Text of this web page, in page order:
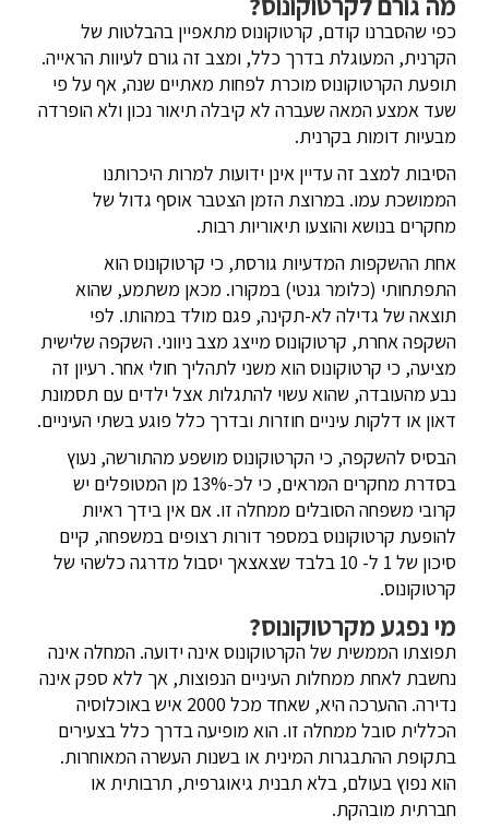
כפי שהסברנו קודם, קרטוקונוס מתאפיין בהבלטות של
הקרנית, המעוגלת בדרך כלל, ומצב זה גורם לעיוות הראייה.
תופעת הקרטוקונוס מוכרת לפחות מאתיים שנה, אף על פי
שעד אמצע המאה שעברה לא קיבלה תיאור נכון ולא הופרדה
מבעיות דומות בקרנית.
הסיבות למצב זה עדיין אינן ידועות למרות היכרותנו
הממושכת עמו. במרוצת הזמן הצטבר אוסף גדול של
מחקרים בנושא והוצעו תיאוריות רבות.
אחת ההשקפות המדעיות גורסת, כי קרטוקונוס הוא
התפתחותי (כלומר גנטי) במקורו. מכאן משתמע, שהוא
תוצאה של גדילה לא-תקינה, פגם מולד במהותו. לפי
השקפה אחרת, קרטוקונוס מייצג מצב ניווני. השקפה שלישית
מציעה, כי קרטוקונוס הוא משני לתהליך חולי אחר. רעיון זה
נבע מהעובדה, שהוא עשוי להתגלות אצל ילדים עם תסמונת
דאון או דלקות עיניים חוזרות ובדרך כלל פוגע בשתי העיניים.
הבסיס להשקפה, כי הקרטוקונוס מושפע מהתורשה, נעוץ
בסדרת מחקרים המראים, כי לכ-13% מן המטופלים יש
קרובי משפחה הסובלים ממחלה זו. אם אין בידך ראיות
להופעת קרטוקונוס במספר דורות רצופים במשפחה, קיים
סיכון של 1 ל- 10 בלבד שצאצאך יסבול מדרגה כלשהי של
קרטוקונוס.
מי נפגע מקרטוקונוס?
תפוצתו הממשית של הקרטוקונוס אינה ידועה. המחלה אינה
נחשבת לאחת ממחלות העיניים הנפוצות, אך ללא ספק אינה
נדירה. ההערכה היא, שאחד מכל 2000 איש באוכלוסיה
הכללית סובל ממחלה זו. הוא מופיעה בדרך כלל בצעירים
בתקופת ההתבגרות המינית או בשנות העשרה המאוחרות.
הוא נפוץ בעולם, בלא תבנית גיאוגרפית, תרבותית או
חברתית מובהקת.